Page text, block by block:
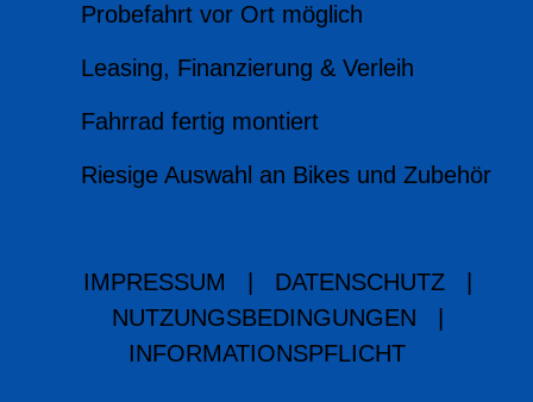
Probefahrt vor Ort möglich
Leasing, Finanzierung & Verleih
Fahrrad fertig montiert
Riesige Auswahl an Bikes und Zubehör
IMPRESSUM DATENSCHUTZ
NUTZUNGSBEDINGUNGEN
INFORMATIONSPFLICHT